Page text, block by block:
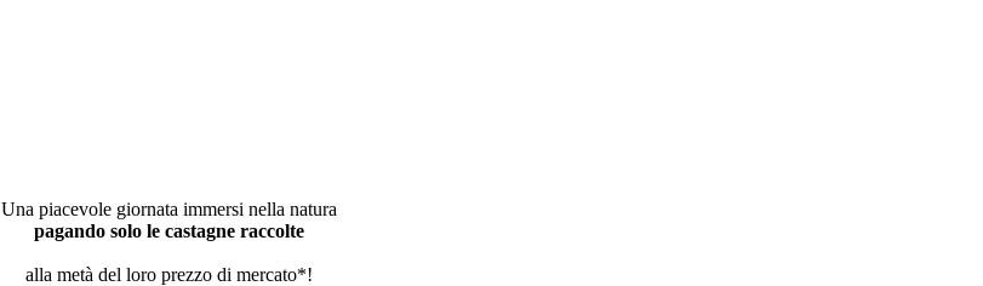
Una piacevole giornata immersi nella natura
pagando solo le castagne raccolte
alla metà del loro prezzo di mercato*!